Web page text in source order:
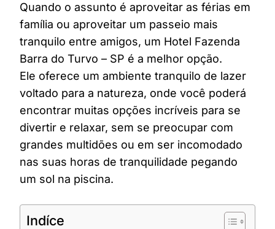
Quando o assunto é aproveitar as férias em
família ou aproveitar um passeio mais
tranquilo entre amigos, um Hotel Fazenda
Barra do Turvo – SP é a melhor opção.
Ele oferece um ambiente tranquilo de lazer
voltado para a natureza, onde você poderá
encontrar muitas opções incríveis para se
divertir e relaxar, sem se preocupar com
grandes multidões ou em ser incomodado
nas suas horas de tranquilidade pegando
um sol na piscina.
Indíce